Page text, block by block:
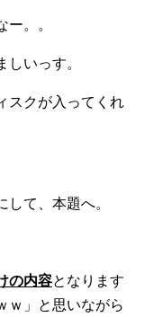
。。
いっす。
スクが入ってくれ
て、本題へ。
の内容となります
ｗ」と思いながら